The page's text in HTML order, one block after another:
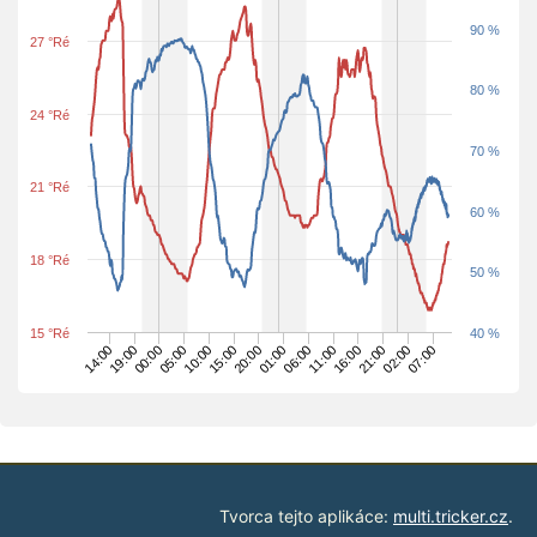
00:00 20:00 16:00
14:0019:00 05:0010:0015:00 01:0006:0011:00 21:0002:0007:00
15 °Ré
18 °Ré
21 °Ré
24 °Ré
27 °Ré
40 %
50 %
60 %
70 %
80 %
90 %
Tvorca tejto aplikáce: multi.tricker.cz.